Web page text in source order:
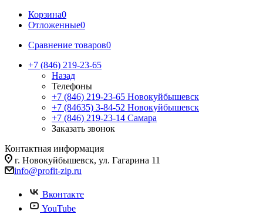
Корзина0
Отложенные0
Сравнение товаров0
+7 (846) 219-23-65
Назад
Телефоны
+7 (846) 219-23-65 Новокуйбышевск
+7 (84635) 3-84-52 Новокуйбышевск
+7 (846) 219-23-14 Самара
Заказать звонок
Контактная информация
г. Новокуйбышевск, ул. Гагарина 11
info@profit-zip.ru
Вконтакте
YouTube